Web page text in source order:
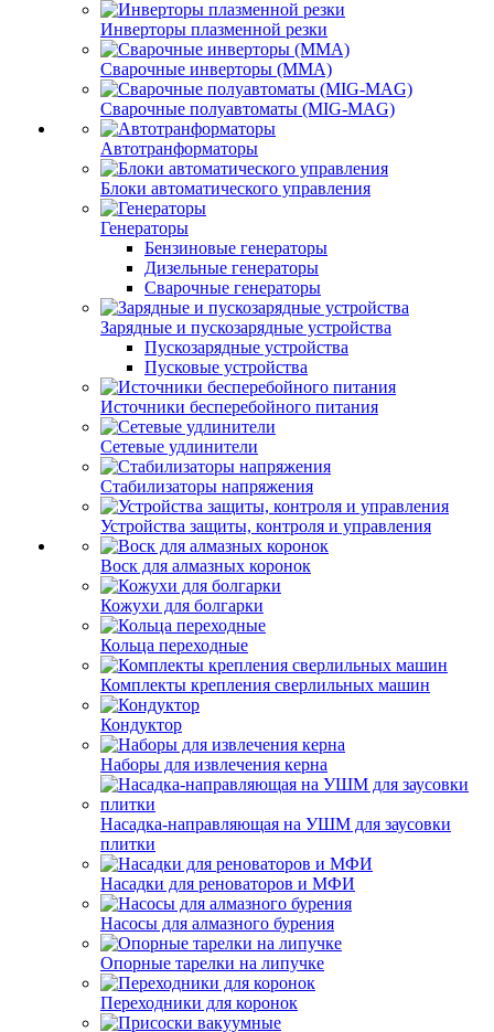
Инверторы плазменной резки
Сварочные инверторы (MMA)
Сварочные полуавтоматы (MIG-MAG)
Автотранформаторы
Блоки автоматического управления
Генераторы
Бензиновые генераторы
Дизельные генераторы
Сварочные генераторы
Зарядные и пускозарядные устройства
Пускозарядные устройства
Пусковые устройства
Источники бесперебойного питания
Сетевые удлинители
Стабилизаторы напряжения
Устройства защиты, контроля и управления
Воск для алмазных коронок
Кожухи для болгарки
Кольца переходные
Комплекты крепления сверлильных машин
Кондуктор
Наборы для извлечения керна
Насадка-направляющая на УШМ для заусовки
плитки
Насадки для реноваторов и МФИ
Насосы для алмазного бурения
Опорные тарелки на липучке
Переходники для коронок